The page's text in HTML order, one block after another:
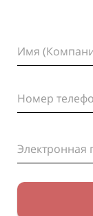
Имя
Номер
Электронная